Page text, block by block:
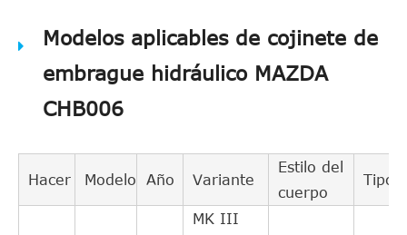
MAZDA 1E0016540A
cruzado
2
FORD XS417A564EA
Intercambio
FORD 96WT7A564BB
Intercambio
cruzado
Modelos aplicables de cojinete de
embrague hidráulico MAZDA
CHB006
Hacer Modelo Año Variante
Estilo del
cuerpo
Tipo
MK III